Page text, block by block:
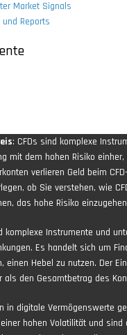
Market Signals
und Reports
: CFDs sind komplexe
mit dem hohen Risiko
verlieren Geld beim
ob Sie verstehen, wie
das hohe Risiko
komplexe Instrumente und
Es handelt sich um
einen Hebel zu nutzen. Der
als den Gesamtbetrag des
in digitale Vermögenswerte
hohen Volatilität und